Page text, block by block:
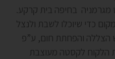
קומפלט מגרמניה בחיפה בית קרקע.
כדי שיוכלו לשבת ולנצל
הצללה והפחתת חום, ע”פ
הלקוח לקסטה מעוצבת